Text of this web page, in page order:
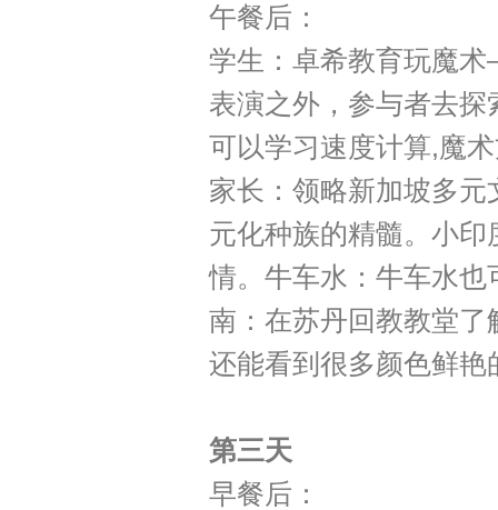
午餐后：
学生：卓希教育玩魔
表演之外，参与者去
可以学习速度计算,魔
家长：领略新加坡多
元化种族的精髓。小
情。牛车水：牛车水
南：在苏丹回教教堂
还能看到很多颜色鲜
第三天
早餐后：